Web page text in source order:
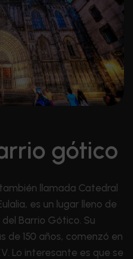
gótico
llamada Catedral
es un lugar lleno de
Barrio Gótico. Su
de 150 años, comenzó en
Lo interesante es que se